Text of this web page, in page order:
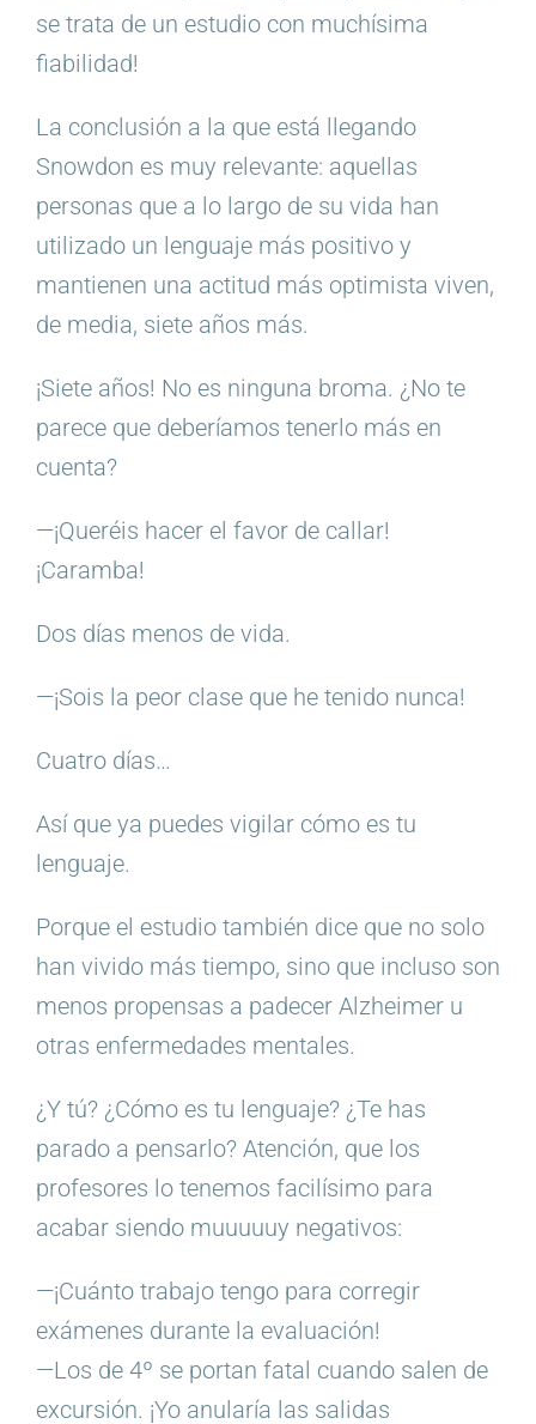
se trata de un estudio con muchísima
fiabilidad!
La conclusión a la que está llegando
Snowdon es muy relevante: aquellas
personas que a lo largo de su vida han
utilizado un lenguaje más positivo y
mantienen una actitud más optimista viven,
de media, siete años más.
¡Siete años! No es ninguna broma. ¿No te
parece que deberíamos tenerlo más en
cuenta?
—¡Queréis hacer el favor de callar!
¡Caramba!
Dos días menos de vida.
—¡Sois la peor clase que he tenido nunca!
Cuatro días…
Así que ya puedes vigilar cómo es tu
lenguaje.
Porque el estudio también dice que no solo
han vivido más tiempo, sino que incluso son
menos propensas a padecer Alzheimer u
otras enfermedades mentales.
¿Y tú? ¿Cómo es tu lenguaje? ¿Te has
parado a pensarlo? Atención, que los
profesores lo tenemos facilísimo para
acabar siendo muuuuuy negativos:
—¡Cuánto trabajo tengo para corregir
exámenes durante la evaluación!
—Los de 4º se portan fatal cuando salen de
excursión. ¡Yo anularía las salidas